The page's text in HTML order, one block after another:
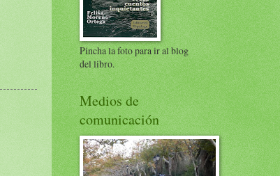
Pincha la foto para ir al blog
del libro.
Medios de
comunicación